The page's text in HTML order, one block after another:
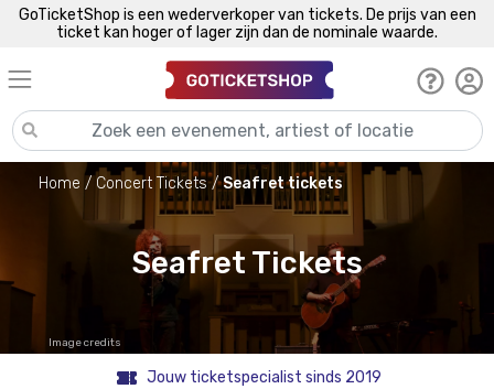
GoTicketShop is een wederverkoper van tickets. De prijs van een
ticket kan hoger of lager zijn dan de nominale waarde.
Home Concert Tickets Seafret tickets
Seafret Tickets
Image credits
Jouw ticketspecialist sinds 2019